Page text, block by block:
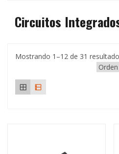
Circuitos
Mostrando 1–12 de 31